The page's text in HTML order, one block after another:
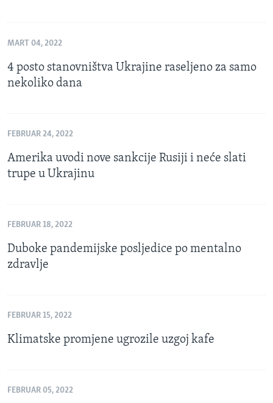
MART 04, 2022
4 posto stanovništva Ukrajine raseljeno za samo
nekoliko dana
FEBRUAR 24, 2022
Amerika uvodi nove sankcije Rusiji i neće slati
trupe u Ukrajinu
FEBRUAR 18, 2022
Duboke pandemijske posljedice po mentalno
zdravlje
FEBRUAR 15, 2022
Klimatske promjene ugrozile uzgoj kafe
FEBRUAR 05, 2022